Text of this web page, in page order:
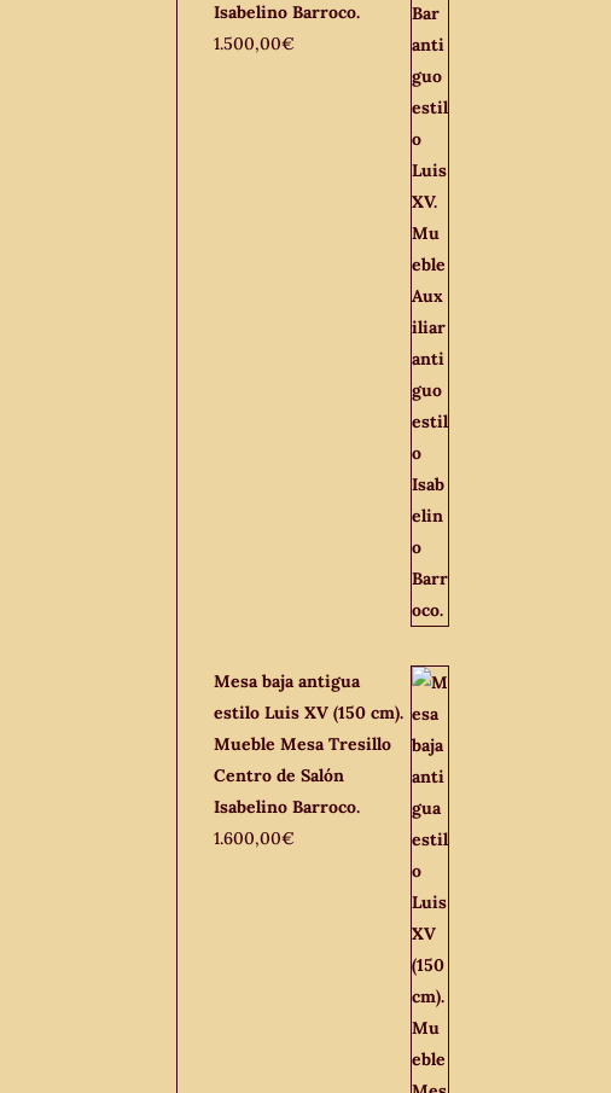
Isabelino Barroco.
1.500,00€
Mesa baja antigua
estilo Luis XV (150 cm).
Mueble Mesa Tresillo
Centro de Salón
Isabelino Barroco.
1.600,00€